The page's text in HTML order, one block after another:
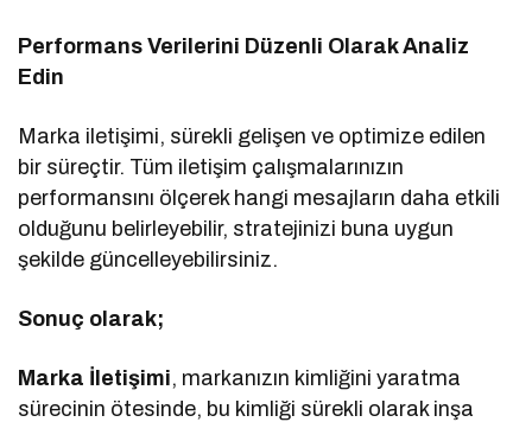
Performans Verilerini Düzenli Olarak Analiz
Edin
Marka iletişimi, sürekli gelişen ve optimize edilen
bir süreçtir. Tüm iletişim çalışmalarınızın
performansını ölçerek hangi mesajların daha etkili
olduğunu belirleyebilir, stratejinizi buna uygun
şekilde güncelleyebilirsiniz.
Sonuç olarak;
Marka İletişimi, markanızın kimliğini yaratma
sürecinin ötesinde, bu kimliği sürekli olarak inşa